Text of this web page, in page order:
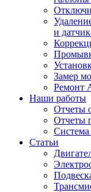
и
Замер
Ремонт
Наши работы
Отчеты
Отчеты
Система
Статьи